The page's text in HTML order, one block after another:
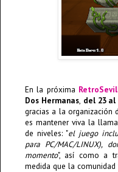
En la próxima
Dos Hermanas, del 23
gracias a la organización
es mantener viva la
de niveles: "el juego
para PC/MAC/LINUX),
momento", así como a
medida que la comunidad